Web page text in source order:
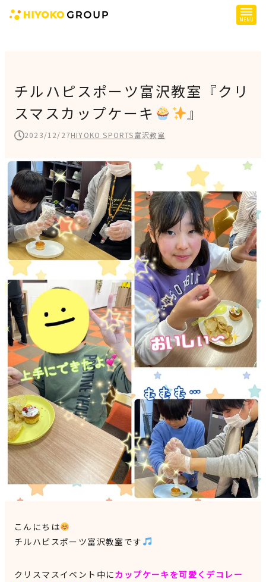
提供サービス
子育て支援
障がい児支援
障がい者支援
施設一覧
会社概要
お知らせ
採用情報
施設空き状況はこちら
見学申込・お問合せ
チルハピスポーツ富沢教室『クリ
スマスカップケーキ
』
2023/12/27HIYOKO SPORTS富沢教室
こんにちは
チルハピスポーツ富沢教室です
クリスマスイベント中にカップケーキを可愛くデコレー